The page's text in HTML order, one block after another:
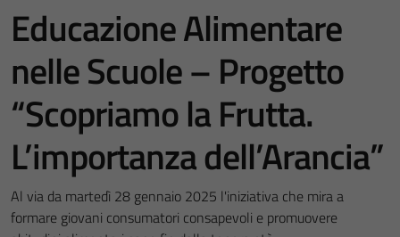
Educazione Alimentare
nelle Scuole – Progetto
“Scopriamo la Frutta.
L’importanza dell’Arancia”
Al via da martedì 28 gennaio 2025 l'iniziativa che mira a
formare giovani consumatori consapevoli e promuovere